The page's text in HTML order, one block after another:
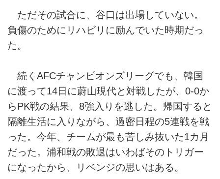
ただその試合に、谷口は出場していない。
負傷のためにリハビリに励んでいた時期だっ
た。
続くAFCチャンピオンズリーグでも、韓国
に渡って14日に蔚山現代と対戦したが、0-0か
らPK戦の結果、8強入りを逃した。帰国すると
隔離生活に入りながら、過密日程の5連戦を戦
った。今年、チームが最も苦しみ抜いた1カ月
だった。浦和戦の敗退はいわばそのトリガー
になったから、リベンジの思いはある。